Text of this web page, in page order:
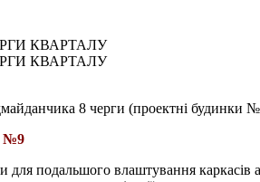
КВАРТАЛУ
КВАРТАЛУ
8 черги (проектні будинки
№9
для подальшого влаштування каркасів